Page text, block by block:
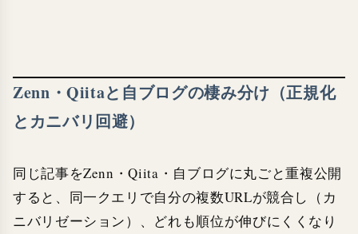
Zenn・Qiitaと自ブログの棲み分け（正規化
とカニバリ回避）
同じ記事をZenn・Qiita・自ブログに丸ごと重複公開
すると、同一クエリで自分の複数URLが競合し（カ
ニバリゼーション）、どれも順位が伸びにくくなり